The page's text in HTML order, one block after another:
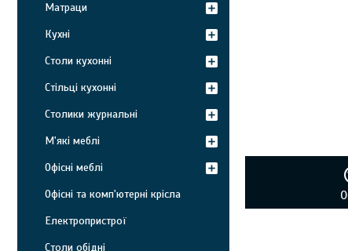
Матраци
Кухні
Столи кухонні
Стільці кухонні
Столики журнальні
М'які меблі
Офісні меблі
Офісні та комп'ютерні крісла
Електропристрої
Столи обідні